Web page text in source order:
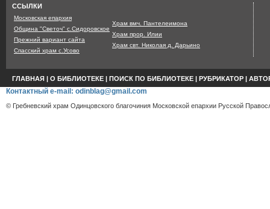
ССЫЛКИ
Московская епархия
Община "Светоч" с.Сидоровское
Прежний вариант сайта
Спасский храм с.Усово
Храм вмч. Пантелеимона
Храм прор. Илии
Храм свт. Николая д. Дарьино
ГЛАВНАЯ | О БИБЛИОТЕКЕ | ПОИСК ПО БИБЛИОТЕКЕ | РУБРИКАТОР |
Контактный e-mail: odinblag@gmail.com
© Гребневский храм Одинцовского благочиния Московской епархии Русской